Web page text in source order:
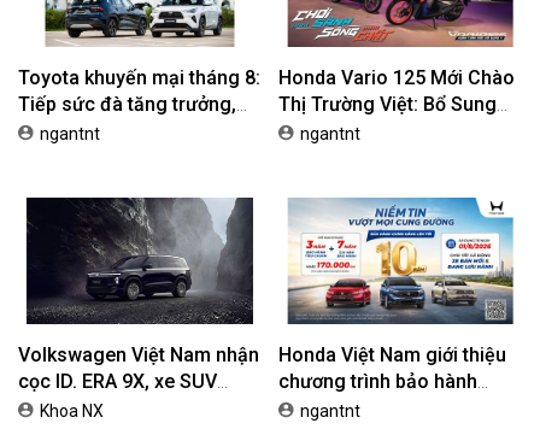
Toyota khuyến mại tháng 8:
Tiếp sức đà tăng trưởng,
tối ưu chi phí mua xe
ngantnt
Honda Vario 125 Mới Chào
Thị Trường Việt: Bổ Sung
Phiên Bản Street, Giá Từ
ngantnt
Volkswagen Việt Nam nhận
cọc ID. ERA 9X, xe SUV
EREV dự kiến giá dưới 3 tỷ
Khoa NX
Honda Việt Nam giới thiệu
chương trình bảo hành
chính hãng lên tới 10 năm
ngantnt